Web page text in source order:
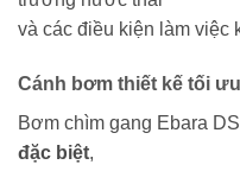
và các điều kiện làm việc
Cánh bơm thiết kế tối ưu
Bơm chìm gang Ebara
đặc biệt,